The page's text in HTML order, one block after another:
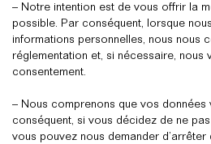
– Notre intention est de vous offrir la
possible. Par conséquent, lorsque
informations personnelles, nous nous
réglementation et, si nécessaire, nous
consentement.
– Nous comprenons que vos données
conséquent, si vous décidez de ne
vous pouvez nous demander d’arrêter